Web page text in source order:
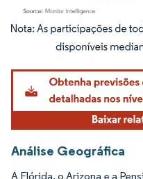
Imagem © Mordor Intelligence. O
Análise Geográfica
A Flórida, o Arizona e a